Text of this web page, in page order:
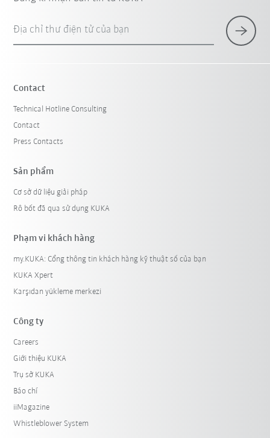
Địa chỉ thư điện tử của bạn
Contact
Technical Hotline Consulting
Contact
Press Contacts
Sản phẩm
Cơ sở dữ liệu giải pháp
Rô bốt đã qua sử dụng KUKA
Phạm vi khách hàng
my.KUKA: Cổng thông tin khách hàng kỹ thuật số của bạn
KUKA Xpert
Karşıdan yükleme merkezi
Công ty
Careers
Giới thiệu KUKA
Trụ sở KUKA
Báo chí
iiMagazine
Whistleblower System